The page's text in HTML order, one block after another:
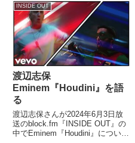
Young Hastle本人を交えて深掘り
していました。 「あなたの知ら
ないヤング・ハッスルの世界」...
INSIDE OUT
渡辺志保
Eminem『Houdini』を語
る
渡辺志保さんが2024年6月3日放
送のblock.fm『INSIDE OUT』の
中でEminem『Houdini』について